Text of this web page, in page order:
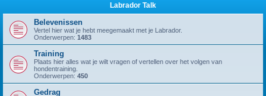
Labrador Talk
Belevenissen
Vertel hier wat je hebt meegemaakt met je Labrador.
Onderwerpen: 1483
Training
Plaats hier alles wat je wilt vragen of vertellen over het volgen van
hondentraining.
Onderwerpen: 450
Gedrag